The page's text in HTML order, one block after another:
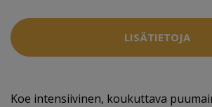
LISÄTIETOJA
Koe intensiivinen, koukuttava